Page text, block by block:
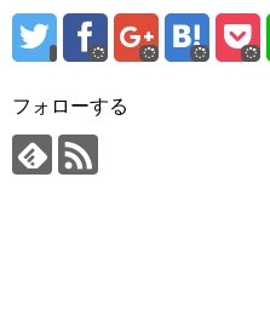
フォローする